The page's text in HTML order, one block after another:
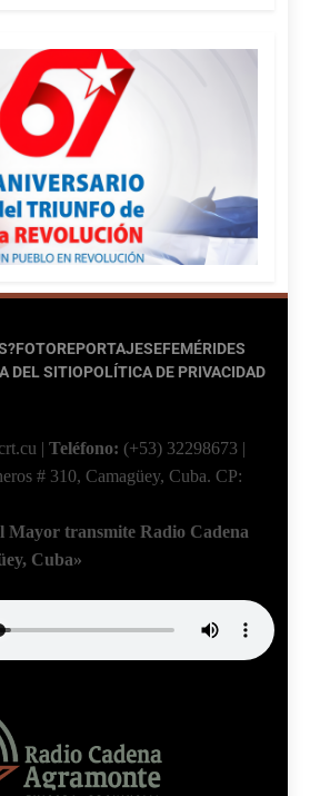
FOTOREPORTAJESEFEMÉRIDES
DEL SITIOPOLÍTICA DE PRIVACIDAD
| Teléfono: (+53) 32298673 |
# 310, Camagüey, Cuba. CP:
Mayor transmite Radio Cadena
Cuba»